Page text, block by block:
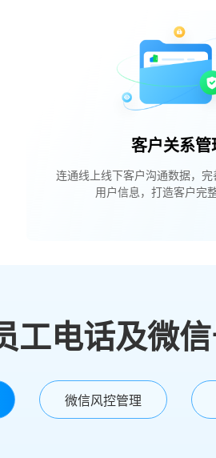
客户关系管
连通线上线下客户沟通数据，
用户信息，打造客户完
工电话及微
微信风控管理